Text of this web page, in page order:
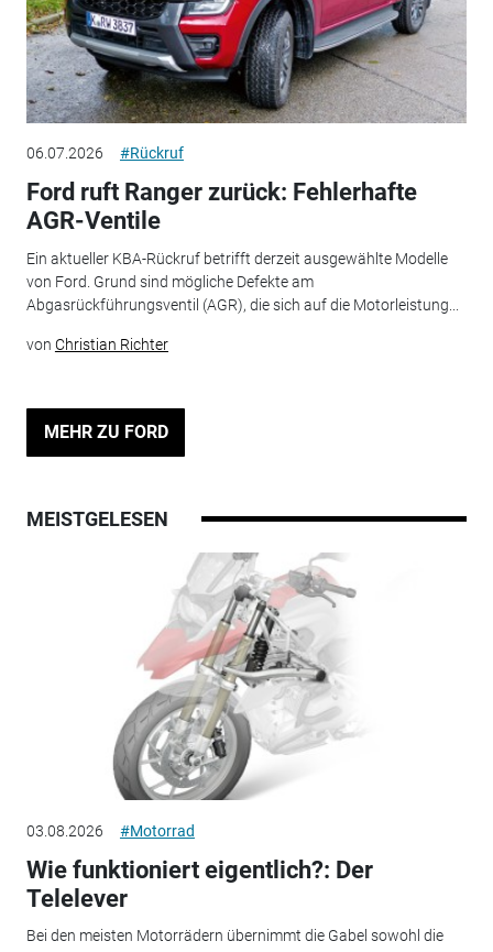
06.07.2026 #Rückruf
Ford ruft Ranger zurück: Fehlerhafte
AGR-Ventile
Ein aktueller KBA-Rückruf betrifft derzeit ausgewählte Modelle
von Ford. Grund sind mögliche Defekte am
Abgasrückführungsventil (AGR), die sich auf die Motorleistung...
von Christian Richter
MEHR ZU FORD
MEISTGELESEN
03.08.2026 #Motorrad
Wie funktioniert eigentlich?: Der
Telelever
Bei den meisten Motorrädern übernimmt die Gabel sowohl die